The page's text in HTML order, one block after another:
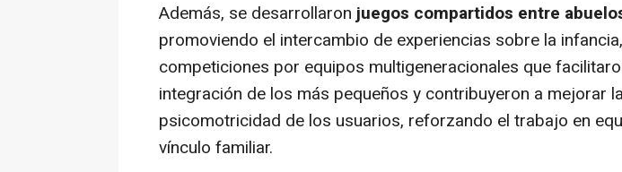
Además, se desarrollaronjuegos compartidos entre
promoviendo el intercambio de experiencias sobre la
competiciones por equipos multigeneracionales que
integración de los más pequeños y contribuyeron a mejorar la
psicomotricidad de los usuarios, reforzando el trabajo en
vínculo familiar.